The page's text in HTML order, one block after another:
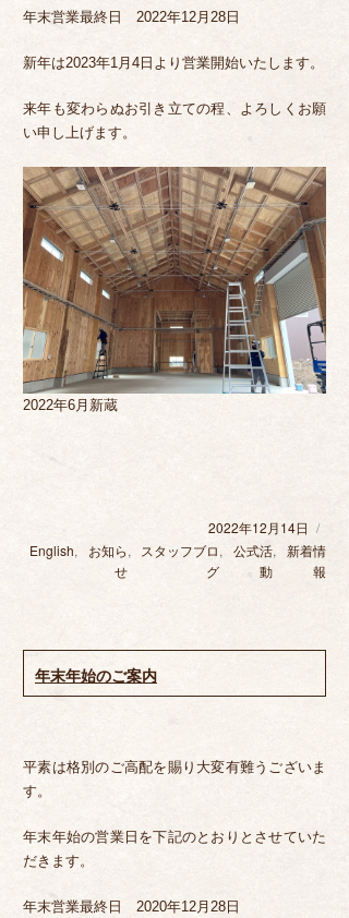
年末営業最終日 2022年12月28日
新年は2023年1月4日より営業開始いたします。
来年も変わらぬお引き立ての程、よろしくお願
い申し上げます。
2022年6月新蔵
投
日:
2022年12月14日
カ
English,
お知ら
せ
,
スタッフブロ
グ
,
公式活
動
,
新着情
報
年末年始のご案内
平素は格別のご高配を賜り大変有難うございま
す。
年末年始の営業日を下記のとおりとさせていた
だきます。
年末営業最終日 2020年12月28日